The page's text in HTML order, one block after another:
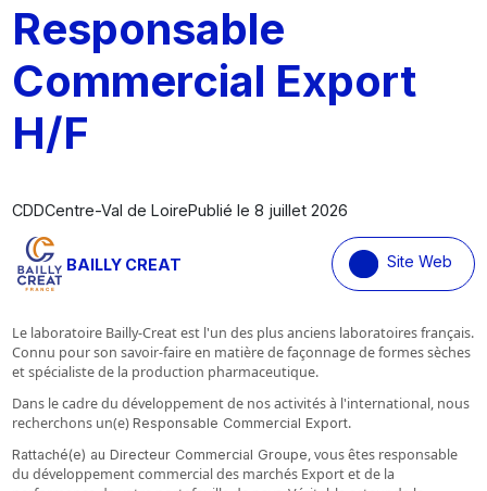
Responsable
Commercial Export
H/F
CDDCentre-Val de LoirePublié le 8 juillet 2026
BAILLY CREAT Site Web
Le laboratoire Bailly-Creat est l'un des plus anciens laboratoires français.
Connu pour son savoir-faire en matière de façonnage de formes sèches
et spécialiste de la production pharmaceutique.
Dans le cadre du développement de nos activités à l'international, nous
recherchons un(e) Responsable Commercial Export.
Rattaché(e) au Directeur Commercial Groupe, vous êtes responsable
du développement commercial des marchés Export et de la